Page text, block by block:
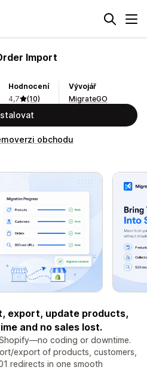
Import
Hodnocení
4,7
(10)
Vývojář
MigrateGO
obchodu
export, update products,
and no sales lost.
coding or downtime.
export of products, customers,
redirects in one smooth